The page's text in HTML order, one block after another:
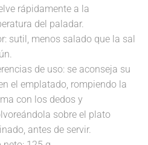
rápidamente a la
del paladar.
sutil, menos salado que la sal
de uso: se aconseja su
el emplatado, rompiendo la
con los dedos y
sobre el plato
antes de servir.